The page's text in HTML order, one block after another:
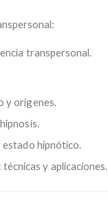
transpersonal.
y orígenes.
estado hipnótico.
y aplicaciones.